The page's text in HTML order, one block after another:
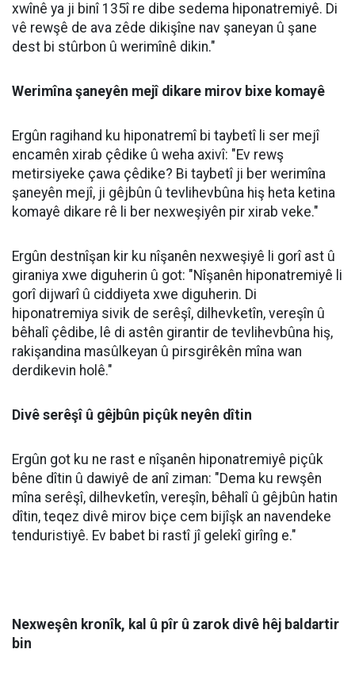
xwînê ya ji binî 135î re dibe sedema hiponatremiyê. Di
vê rewşê de ava zêde dikişîne nav şaneyan û şane
dest bi stûrbon û werimînê dikin."
Werimîna şaneyên mejî dikare mirov bixe komayê
Ergûn ragihand ku hiponatremî bi taybetî li ser mejî
encamên xirab çêdike û weha axivî: "Ev rewş
metirsiyeke çawa çêdike? Bi taybetî ji ber werimîna
şaneyên mejî, ji gêjbûn û tevlihevbûna hiş heta ketina
komayê dikare rê li ber nexweşiyên pir xirab veke."
Ergûn destnîşan kir ku nîşanên nexweşiyê li gorî ast û
giraniya xwe diguherin û got: "Nîşanên hiponatremiyê li
gorî dijwarî û ciddiyeta xwe diguherin. Di
hiponatremiya sivik de serêşî, dilhevketîn, vereşîn û
bêhalî çêdibe, lê di astên girantir de tevlihevbûna hiş,
rakişandina masûlkeyan û pirsgirêkên mîna wan
derdikevin holê."
Divê serêşî û gêjbûn piçûk neyên dîtin
Ergûn got ku ne rast e nîşanên hiponatremiyê piçûk
bêne dîtin û dawiyê de anî ziman: "Dema ku rewşên
mîna serêşî, dilhevketîn, vereşîn, bêhalî û gêjbûn hatin
dîtin, teqez divê mirov biçe cem bijîşk an navendeke
tenduristiyê. Ev babet bi rastî jî gelekî girîng e."
Nexweşên kronîk, kal û pîr û zarok divê hêj baldartir
bin